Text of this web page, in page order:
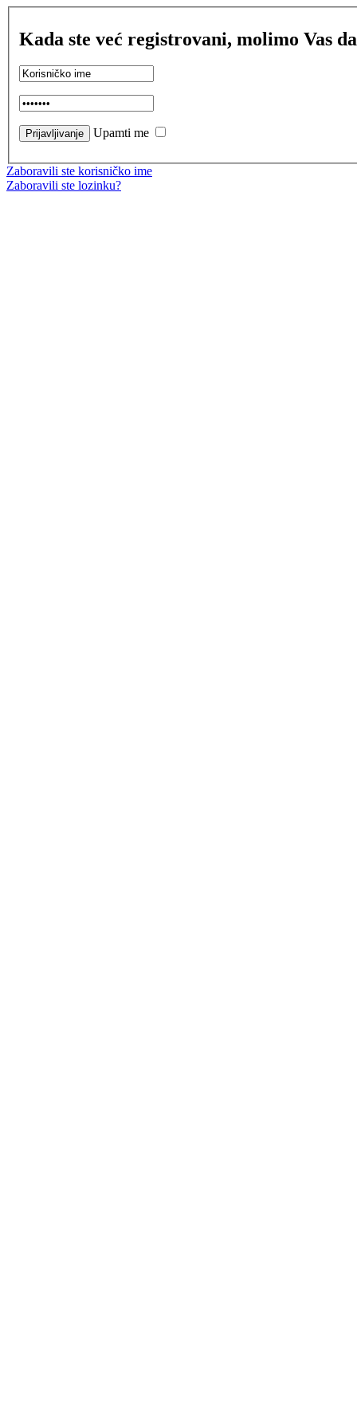
Kada ste već registrovani, molimo Vas
Upamti me
Zaboravili ste korisničko ime
Zaboravili ste lozinku?